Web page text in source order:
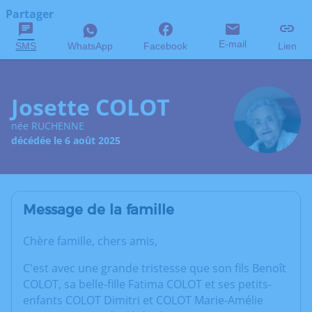
Partager
SMS WhatsApp Facebook E-mail Lien
Josette COLOT
née RUCHENNE
décédée le 6 août 2025
Message de la famille
Chère famille, chers amis,
C'est avec une grande tristesse que son fils Benoît
COLOT, sa belle-fille Fatima COLOT et ses petits-
enfants COLOT Dimitri et COLOT Marie-Amélie